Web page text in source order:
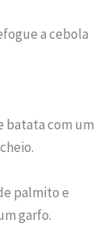
a cebola
batata com um
palmito e
garfo.